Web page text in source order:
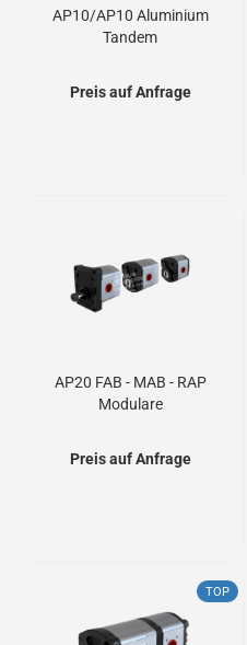
AP10/AP10 Aluminium
Tandem
Preis auf Anfrage
AP20 FAB - MAB - RAP
Modulare
Preis auf Anfrage
TOP